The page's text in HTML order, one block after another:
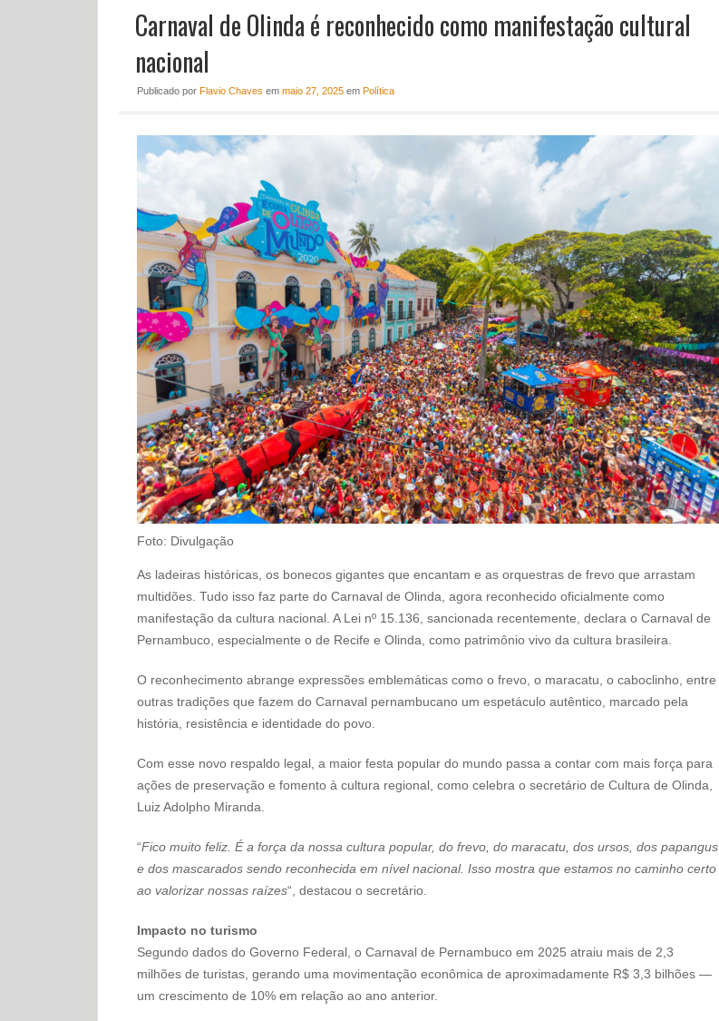
Carnaval de Olinda é reconhecido como manifestação cultural
nacional
Publicado por Flavio Chaves em maio 27, 2025em Política
Foto: Divulgação
As ladeiras históricas, os bonecos gigantes que encantam e as orquestras de frevo que arrastam
multidões. Tudo isso faz parte do Carnaval de Olinda, agora reconhecido oficialmente como
manifestação da cultura nacional. A Lei nº 15.136, sancionada recentemente, declara o Carnaval de
Pernambuco, especialmente o de Recife e Olinda, como patrimônio vivo da cultura brasileira.
O reconhecimento abrange expressões emblemáticas como o frevo, o maracatu, o caboclinho, entre
outras tradições que fazem do Carnaval pernambucano um espetáculo autêntico, marcado pela
história, resistência e identidade do povo.
Com esse novo respaldo legal, a maior festa popular do mundo passa a contar com mais força para
ações de preservação e fomento à cultura regional, como celebra o secretário de Cultura de Olinda,
Luiz Adolpho Miranda.
“Fico muito feliz. É a força da nossa cultura popular, do frevo, do maracatu, dos ursos, dos papangus
e dos mascarados sendo reconhecida em nível nacional. Isso mostra que estamos no caminho certo
ao valorizar nossas raízes“, destacou o secretário.
Impacto no turismo
Segundo dados do Governo Federal, o Carnaval de Pernambuco em 2025 atraiu mais de 2,3
milhões de turistas, gerando uma movimentação econômica de aproximadamente R$ 3,3 bilhões —
um crescimento de 10% em relação ao ano anterior.